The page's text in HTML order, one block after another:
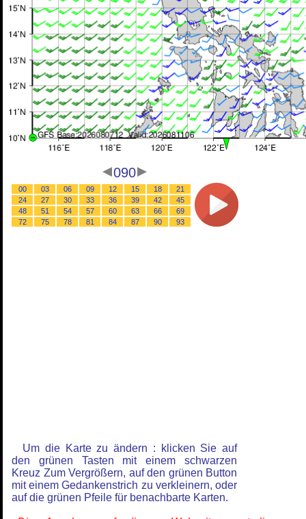
090
00 03 06 09 12 15 18
21
24
27 30 33 36 39 42
45
48
51 54 57 60 63 66
69
72
75 78 81 84 87 90 93
Um die Karte zu ändern : klicken Sie auf
den grünen Tasten mit einem schwarzen
Kreuz Zum Vergrößern, auf den grünen Button
mit einem Gedankenstrich zu verkleinern, oder
auf die grünen Pfeile für benachbarte Karten.